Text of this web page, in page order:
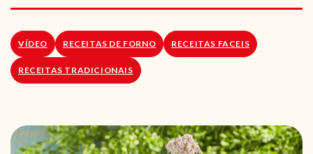
RECEITAS VEGGIE
SOBRE NÓS
LOJA ONLINE
VÍDEO RECEITAS DE FORNO RECEITAS FACEIS
RECEITAS TRADICIONAIS